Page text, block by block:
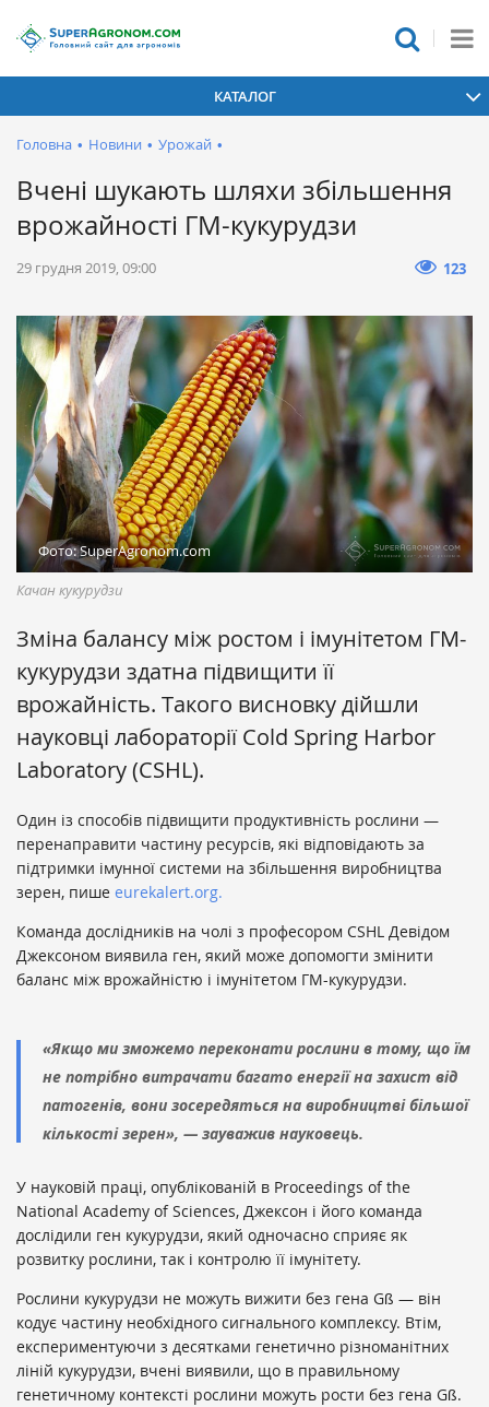
КАТАЛОГ
Головна • Новини • Урожай •
Вчені шукають шляхи збільшення
врожайності ГМ-кукурудзи
29 грудня 2019, 09:00 123
Фото: SuperAgronom.com
Качан кукурудзи
Зміна балансу між ростом і імунітетом ГМ-
кукурудзи здатна підвищити її
врожайність. Такого висновку дійшли
науковці лабораторії Cold Spring Harbor
Laboratory (CSHL).
Один із способів підвищити продуктивність рослини —
перенаправити частину ресурсів, які відповідають за
підтримки імунної системи на збільшення виробництва
зерен, пише eurekalert.org.
Команда дослідників на чолі з професором CSHL Девідом
Джексоном виявила ген, який може допомогти змінити
баланс між врожайністю і імунітетом ГМ-кукурудзи.
«Якщо ми зможемо переконати рослини в тому, що їм
не потрібно витрачати багато енергії на захист від
патогенів, вони зосередяться на виробництві більшої
кількості зерен», — зауважив науковець.
У науковій праці, опублікованій в Proceedings of the
National Academy of Sciences, Джексон і його команда
дослідили ген кукурудзи, який одночасно сприяє як
розвитку рослини, так і контролю її імунітету.
Рослини кукурудзи не можуть вижити без гена Gß — він
кодує частину необхідного сигнального комплексу. Втім,
експериментуючи з десятками генетично різноманітних
ліній кукурудзи, вчені виявили, що в правильному
генетичному контексті рослини можуть рости без гена Gß.